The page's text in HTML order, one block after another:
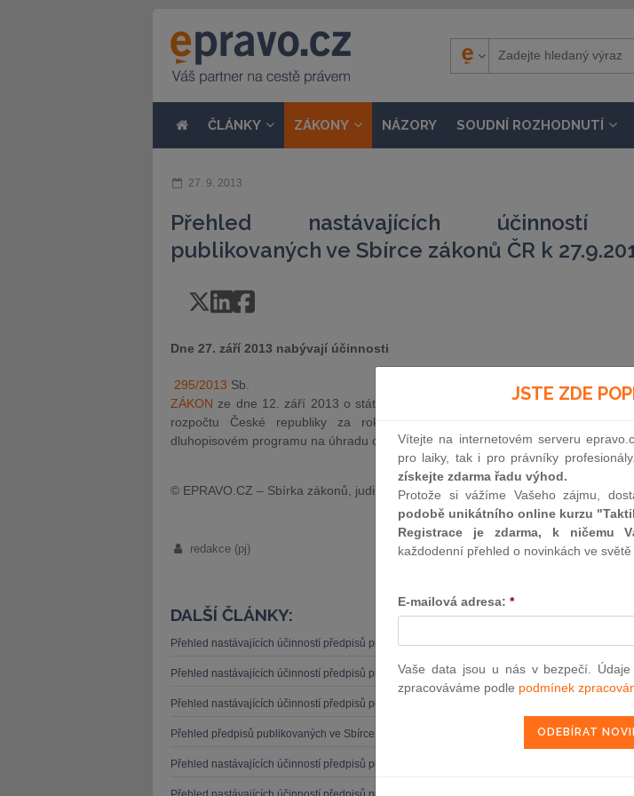
ČLÁNKY ZÁKONY NÁZORY SOUDNÍ ROZHODNUTÍ
27. 9. 2013
Přehled nastávajících účinností
publikovaných ve Sbírce zákonů ČR k
Dne 27. září 2013 nabývají účinnosti
295/2013 Sb.
ZÁKON ze dne 12. září 2013 o státním dluhopisovém programu na úhradu části
rozpočtu České republiky za rok 2011 převyšujícího rozpočtovaný
dluhopisovém programu na úhradu dalších závazků státu splatných v roce 2013
© EPRAVO.CZ – Sbírka zákonů, judikatura, právo | www.epravo.cz
redakce (pj)
DALŠÍ ČLÁNKY:
Přehled nastávajících účinností předpisů publikovaných ve Sbírce zákonů ČR k 27.2.2019
Přehled nastávajících účinností předpisů publikovaných ve Sbírce zákonů ČR k 22.2.2019
Přehled nastávajících účinností předpisů publikovaných ve Sbírce zákonů ČR k 16.2.2019
Přehled předpisů publikovaných ve Sbírce zákonů ČR, jež se ruší k 15.2.2019
Přehled nastávajících účinností předpisů publikovaných ve Sbírce zákonů ČR k 15.2.2019
JSTE ZDE
Vítejte na internetovém serveru
pro laiky, tak i pro právníky
získejte zdarma řadu výhod.
Protože si vážíme Vašeho zájmu,
podobě unikátního online kurzu
Registrace je zdarma, k ničemu
každodenní přehled o novinkách ve světě
E-mailová adresa: *
Vaše data jsou u nás v bezpečí.
zpracováváme podle podmínek